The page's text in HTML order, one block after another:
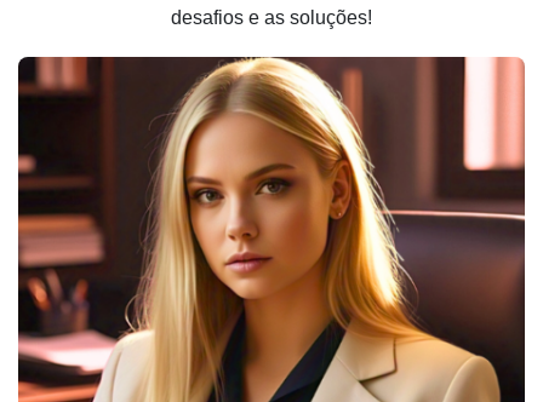
desafios e as soluções!